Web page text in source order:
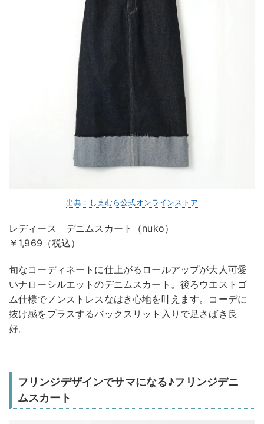
出典：しまむら公式オンラインストア
レディース デニムスカート（nuko）
￥1,969（税込）
旬なコーディネートに仕上がるロールアップが大人可愛
いナローシルエットのデニムスカート。後ろウエストゴ
ム仕様でノンストレスなはき心地を叶えます。コーデに
抜け感をプラスするバックスリット入りで足さばき良
好。
フリンジデザインでサマになる♪フリンジデニ
ムスカート